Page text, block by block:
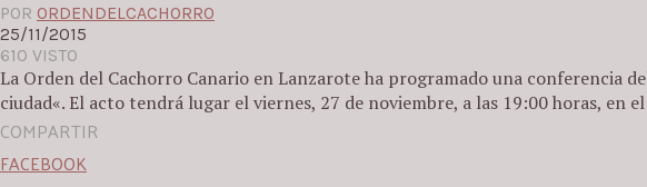
POR ORDENDELCACHORRO
25/11/2015
610 VISTO
La Orden del Cachorro Canario en Lanzarote ha programado una
ciudad«. El acto tendrá lugar el viernes, 27 de noviembre, a las 19:00 horas, en
COMPARTIR
FACEBOOK